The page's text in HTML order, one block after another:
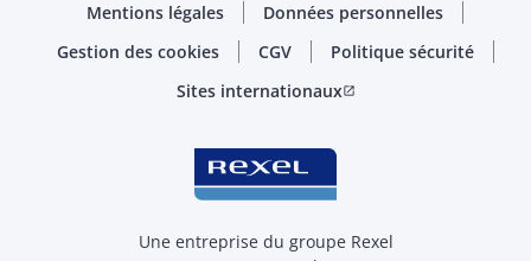
Mentions légales
Données personnelles
Gestion des cookies
CGV
Politique sécurité
Sites internationauxopen_in_new
Une entreprise du groupe Rexel